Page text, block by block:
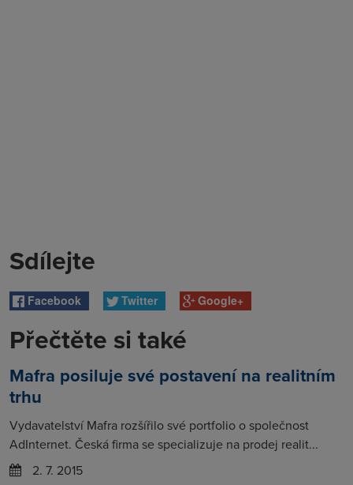
Sdílejte
Facebook Twitter Google+
Přečtěte si také
Mafra posiluje své postavení na realitním
trhu
Vydavatelství Mafra rozšířilo své portfolio o společnost
AdInternet. Česká firma se specializuje na prodej realit...
2. 7. 2015